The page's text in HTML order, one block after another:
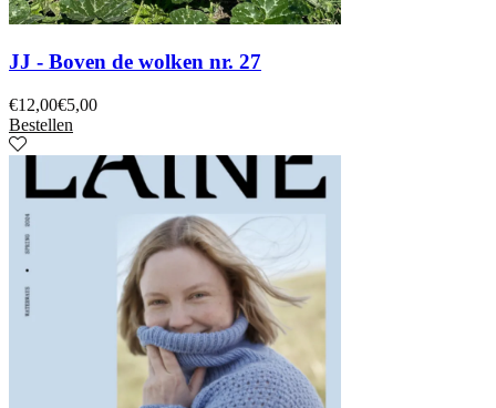
JJ - Boven de wolken nr. 27
€12,00€5,00
Bestellen